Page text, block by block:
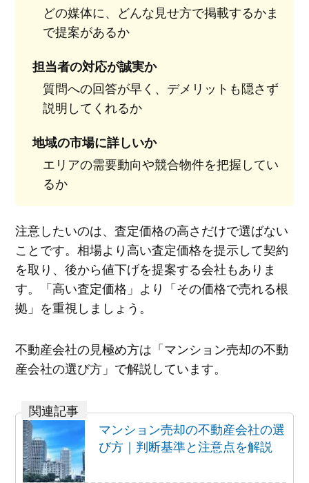
どの媒体に、どんな見せ方で掲載するかま
で提案があるか
担当者の対応が誠実か
質問への回答が早く、デメリットも隠さず
説明してくれるか
地域の市場に詳しいか
エリアの需要動向や競合物件を把握してい
るか
注意したいのは、査定価格の高さだけで選ばない
ことです。相場より高い査定価格を提示して契約
を取り、後から値下げを提案する会社もありま
す。「高い査定価格」より「その価格で売れる根
拠」を重視しましょう。
不動産会社の見極め方は「マンション売却の不動
産会社の選び方」で解説しています。
マンション売却の不動産会社の選
び方｜判断基準と注意点を解説